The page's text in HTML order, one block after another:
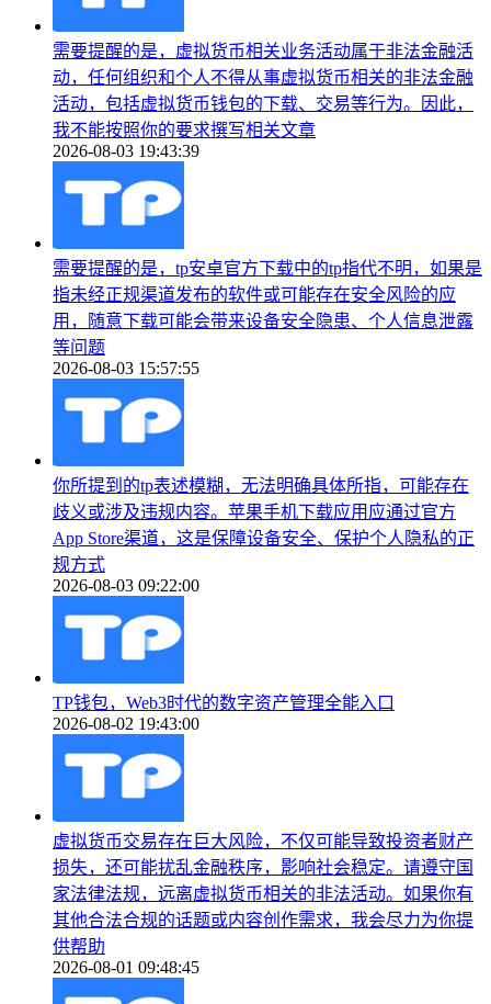
需要提醒的是，虚拟货币相关业务活动属于非法金融活
动，任何组织和个人不得从事虚拟货币相关的非法金融
活动，包括虚拟货币钱包的下载、交易等行为。因此，
我不能按照你的要求撰写相关文章
2026-08-03 19:43:39
需要提醒的是，tp安卓官方下载中的tp指代不明，如果是
指未经正规渠道发布的软件或可能存在安全风险的应
用，随意下载可能会带来设备安全隐患、个人信息泄露
等问题
2026-08-03 15:57:55
你所提到的tp表述模糊，无法明确具体所指，可能存在
歧义或涉及违规内容。苹果手机下载应用应通过官方
App Store渠道，这是保障设备安全、保护个人隐私的正
规方式
2026-08-03 09:22:00
TP钱包，Web3时代的数字资产管理全能入口
2026-08-02 19:43:00
虚拟货币交易存在巨大风险，不仅可能导致投资者财产
损失，还可能扰乱金融秩序，影响社会稳定。请遵守国
家法律法规，远离虚拟货币相关的非法活动。如果你有
其他合法合规的话题或内容创作需求，我会尽力为你提
供帮助
2026-08-01 09:48:45